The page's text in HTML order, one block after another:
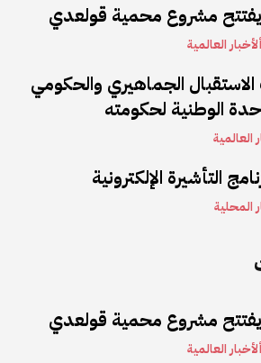
مشروع محمية قولعدي
ألأخبار العالمية
الجماهيري والحكومي
الوطنية لحكومته
العالمية
التأشيرة الإلكترونية
المحلية
مشروع محمية قولعدي
ألأخبار العالمية